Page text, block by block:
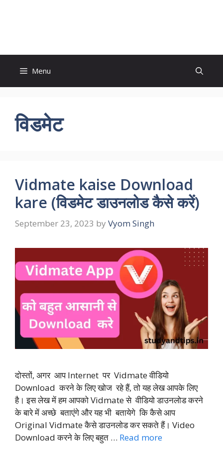
Menu
विडमेट
Vidmate kaise Download
kare (विडमेट डाउनलोड कैसे करें)
September 23, 2023 by Vyom Singh
दोस्तों, अगर आप Internet पर Vidmate वीडियो
Download करने के लिए खोज रहे हैं, तो यह लेख आपके लिए
है। इस लेख में हम आपको Vidmate से वीडियो डाउनलोड करने
के बारे में अच्छे बताएंगे और यह भी बतायेगे कि कैसे आप
Original Vidmate कैसे डाउनलोड कर सकते हैं। Video
Download करने के लिए बहुत … Read more